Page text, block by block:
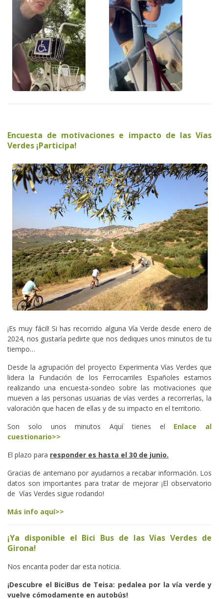
Encuesta de motivaciones e impacto de las Vías
Verdes ¡Participa!
¡Es muy fácil! Si has recorrido alguna Vía Verde desde enero de
2024, nos gustaría pedirte que nos dediques unos minutos de tu
tiempo…
Desde la agrupación del proyecto Experimenta Vías Verdes que
lidera la Fundación de los Ferrocarriles Españoles estamos
realizando una encuesta-sondeo sobre las motivaciones que
mueven a las personas usuarias de vías verdes a recorrerlas, la
valoración que hacen de ellas y de su impacto en el territorio.
Son solo unos minutos Aquí tienes el Enlace al
cuestionario>>
El plazo para responder es hasta el 30 de junio.
Gracias de antemano por ayudarnos a recabar información. Los
datos son importantes para tratar de mejorar ¡El observatorio
de Vías Verdes sigue rodando!
Más info aquí>>
¡Ya disponible el Bici Bus de las Vías Verdes de
Girona!
Nos encanta poder dar esta noticia.
¡Descubre el BiciBus de Teisa: pedalea por la vía verde y
vuelve cómodamente en autobús!